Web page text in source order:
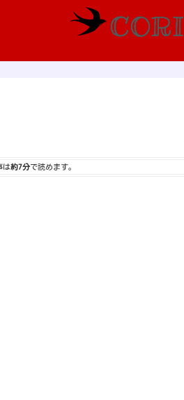
は約7分で読めます。